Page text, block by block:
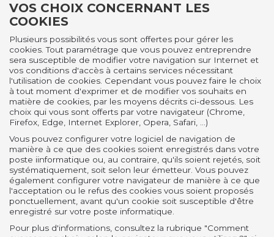
VOS CHOIX CONCERNANT LES
COOKIES
Plusieurs possibilités vous sont offertes pour gérer les
cookies. Tout paramétrage que vous pouvez entreprendre
sera susceptible de modifier votre navigation sur Internet et
vos conditions d'accès à certains services nécessitant
l'utilisation de cookies. Cependant vous pouvez faire le choix
à tout moment d'exprimer et de modifier vos souhaits en
matière de cookies, par les moyens décrits ci-dessous. Les
choix qui vous sont offerts par votre navigateur (Chrome,
Firefox, Edge, Internet Explorer, Opera, Safari, ...)
Vous pouvez configurer votre logiciel de navigation de
manière à ce que des cookies soient enregistrés dans votre
poste iinformatique ou, au contraire, qu'ils soient rejetés, soit
systématiquement, soit selon leur émetteur. Vous pouvez
également configurer votre navigateur de manière à ce que
l'acceptation ou le refus des cookies vous soient proposés
ponctuellement, avant qu'un cookie soit susceptible d'être
enregistré sur votre poste informatique.
Pour plus d'informations, consultez la rubrique "Comment